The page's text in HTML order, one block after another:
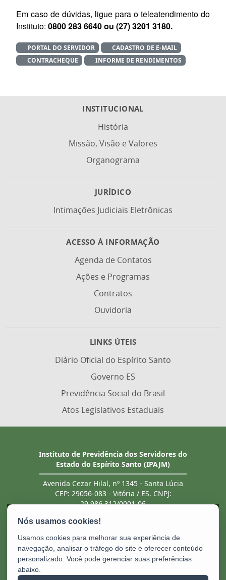
Em caso de dúvidas, ligue para o teleatendimento do
Instituto: 0800 283 6640 ou (27) 3201 3180.
PORTAL DO SERVIDOR
CADASTRO DE E-MAIL
CONTRACHEQUE
INFORME DE RENDIMENTOS
INSTITUCIONAL
História
Missão, Visão e Valores
Organograma
JURÍDICO
Intimações Judiciais Eletrônicas
ACESSO À INFORMAÇÃO
Agenda de Contatos
Ações e Programas
Contratos
Ouvidoria
LINKS ÚTEIS
Diário Oficial do Espírito Santo
Governo ES
Previdência Social do Brasil
Atos Legislativos Estaduais
Instituto de Previdência dos Servidores do
Estado do Espírito Santo (IPAJM)
Avenida Cezar Hilal, nº 1345 - Santa Lúcia
CEP: 29056-083 - Vitória / ES. CNPJ:
29.986.312/0001-06
de telefones fixo e celular). Atendimento
presencial deve ser previamente agendado.
E-mail:
ipajm@ipajm.es.gov.br
Usamos cookies para melhorar sua experiência de
navegação, analisar o tráfego do site e oferecer conteúdo
personalizado. Você pode gerenciar suas preferências
abaixo.